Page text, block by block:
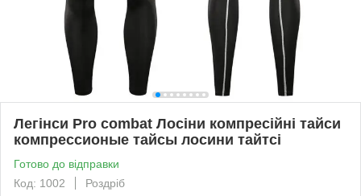
Легінси Pro combat Лосіни компресійні тайси
компрессионые тайсы лосини тайтсі
Готово до відправки
Код: 1002
Роздріб